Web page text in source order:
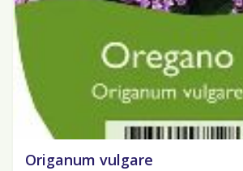
Origanum vulgare